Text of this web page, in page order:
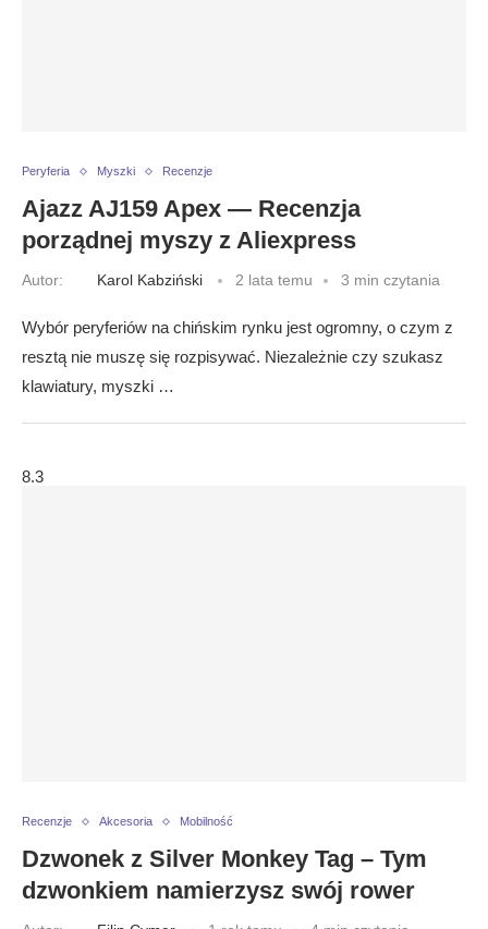
Peryferia Myszki Recenzje
Ajazz AJ159 Apex — Recenzja
porządnej myszy z Aliexpress
Autor: Karol Kabziński 2 lata temu 3 min czytania
Wybór peryferiów na chińskim rynku jest ogromny, o czym z
resztą nie muszę się rozpisywać. Niezależnie czy szukasz
klawiatury, myszki …
8.3
Recenzje Akcesoria Mobilność
Dzwonek z Silver Monkey Tag – Tym
dzwonkiem namierzysz swój rower